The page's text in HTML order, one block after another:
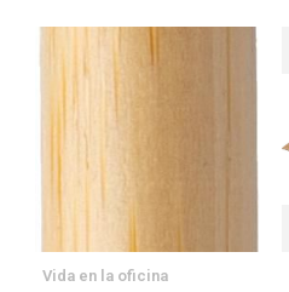
Vida en la oficina